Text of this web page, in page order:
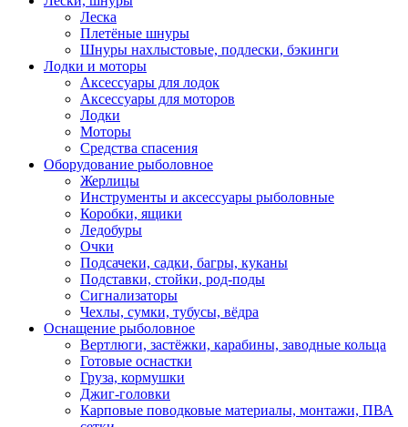
Леска
Плетёные шнуры
Шнуры нахлыстовые, подлески, бэкинги
Лодки и моторы
Аксессуары для лодок
Аксессуары для моторов
Лодки
Моторы
Средства спасения
Оборудование рыболовное
Жерлицы
Инструменты и аксессуары рыболовные
Коробки, ящики
Ледобуры
Очки
Подсачеки, садки, багры, куканы
Подставки, стойки, род-поды
Сигнализаторы
Чехлы, сумки, тубусы, вёдра
Оснащение рыболовное
Вертлюги, застёжки, карабины, заводные кольца
Готовые оснастки
Груза, кормушки
Джиг-головки
Карповые поводковые материалы, монтажи, ПВА